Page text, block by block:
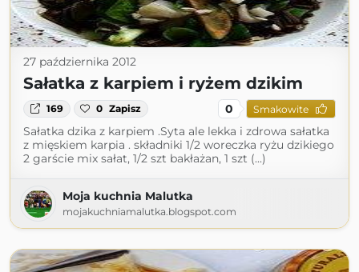
27 października 2012
Sałatka z karpiem i ryżem dzikim
169 0 Zapisz 0 Smakowite
Sałatka dzika z karpiem .Syta ale lekka i zdrowa sałatka
z mięskiem karpia . składniki 1/2 woreczka ryżu dzikiego
2 garście mix sałat, 1/2 szt bakłażan, 1 szt (...)
Moja kuchnia Malutka
mojakuchniamalutka.blogspot.com